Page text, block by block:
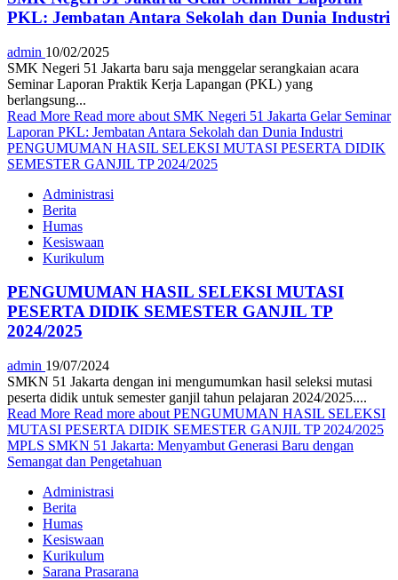
PKL: Jembatan Antara Sekolah dan Dunia Industri
admin 10/02/2025
SMK Negeri 51 Jakarta baru saja menggelar serangkaian acara
Seminar Laporan Praktik Kerja Lapangan (PKL) yang
berlangsung...
Read More Read more about SMK Negeri 51 Jakarta Gelar Seminar
Laporan PKL: Jembatan Antara Sekolah dan Dunia Industri
PENGUMUMAN HASIL SELEKSI MUTASI PESERTA DIDIK
SEMESTER GANJIL TP 2024/2025
Administrasi
Berita
Humas
Kesiswaan
Kurikulum
PENGUMUMAN HASIL SELEKSI MUTASI
PESERTA DIDIK SEMESTER GANJIL TP
2024/2025
admin 19/07/2024
SMKN 51 Jakarta dengan ini mengumumkan hasil seleksi mutasi
peserta didik untuk semester ganjil tahun pelajaran 2024/2025....
Read More Read more about PENGUMUMAN HASIL SELEKSI
MUTASI PESERTA DIDIK SEMESTER GANJIL TP 2024/2025
MPLS SMKN 51 Jakarta: Menyambut Generasi Baru dengan
Semangat dan Pengetahuan
Administrasi
Berita
Humas
Kesiswaan
Kurikulum
Sarana Prasarana